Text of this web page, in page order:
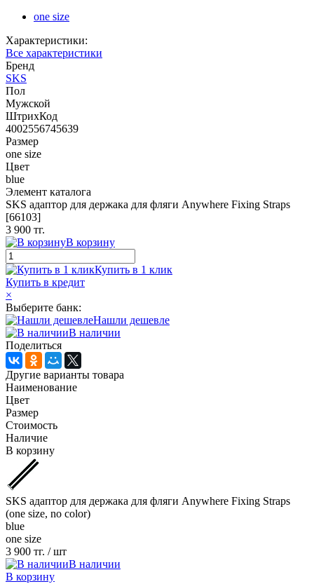
one size
Характеристики:
Все характеристики
Бренд
SKS
Пол
Мужской
ШтрихКод
4002556745639
Размер
one size
Цвет
blue
Элемент каталога
SKS адаптор для держака для фляги Anywhere Fixing Straps
[66103]
3 900 тг.
В корзину
Купить в 1 клик
Купить в кредит
×
Выберите банк:
Нашли дешевле
В наличии
Поделиться
Другие варианты товара
Наименование
Цвет
Размер
Стоимость
Наличие
В корзину
SKS адаптор для держака для фляги Anywhere Fixing Straps
(one size, no color)
blue
one size
3 900 тг. / шт
В наличии
В корзину